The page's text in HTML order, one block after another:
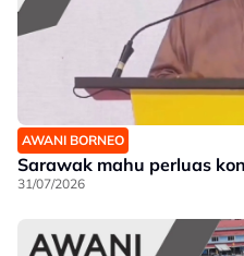
AWANI BORNEO
Sarawak mahu perluas
31/07/2026